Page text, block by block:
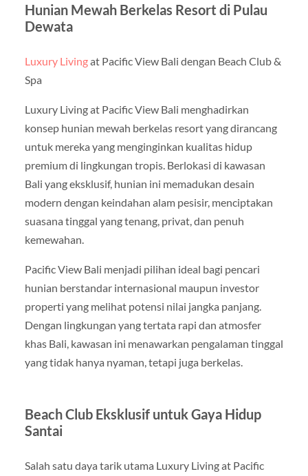
Hunian Mewah Berkelas Resort di Pulau
Dewata
Luxury Livingat Pacific View Bali dengan Beach Club &
Spa
Luxury Living at Pacific View Bali menghadirkan
konsep hunian mewah berkelas resort yang dirancang
untuk mereka yang menginginkan kualitas hidup
premium di lingkungan tropis. Berlokasi di kawasan
Bali yang eksklusif, hunian ini memadukan desain
modern dengan keindahan alam pesisir, menciptakan
suasana tinggal yang tenang, privat, dan penuh
kemewahan.
Pacific View Bali menjadi pilihan ideal bagi pencari
hunian berstandar internasional maupun investor
properti yang melihat potensi nilai jangka panjang.
Dengan lingkungan yang tertata rapi dan atmosfer
khas Bali, kawasan ini menawarkan pengalaman tinggal
yang tidak hanya nyaman, tetapi juga berkelas.
Beach Club Eksklusif untuk Gaya Hidup
Santai
Salah satu daya tarik utama Luxury Living at Pacific